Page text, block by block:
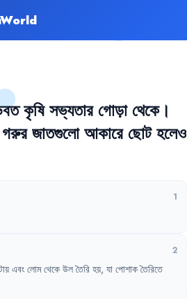
কৃষি সভ্যতার গোড়া থেকে।
গরুর জাতগুলো আকারে ছোট হলেও
1
2
এবং লোম থেকে উল তৈরি হয়, যা পোশাক তৈরিতে